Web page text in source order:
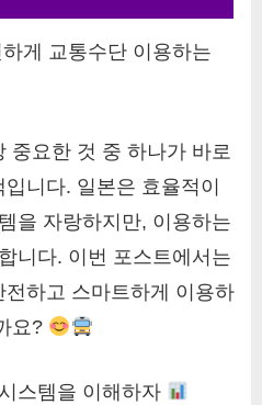
게 교통수단 이용하는
중요한 것 중 하나가 바로
니다. 일본은 효율적이
을 자랑하지만, 이용하는
니다. 이번 포스트에서는
하고 스마트하게 이용하
요?
스템을 이해하자